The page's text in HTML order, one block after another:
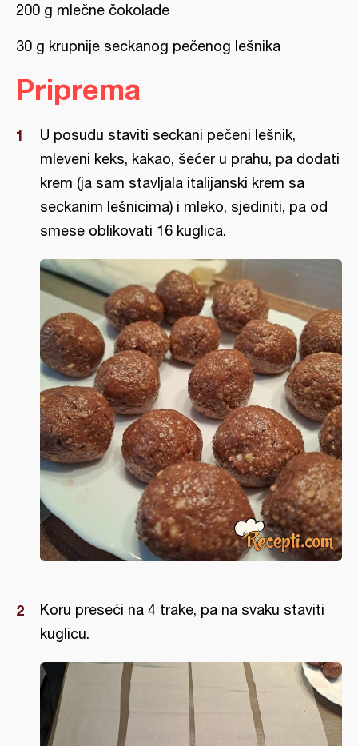
200 g mlečne čokolade
30 g krupnije seckanog pečenog lešnika
Priprema
U posudu staviti seckani pečeni lešnik,
mleveni keks, kakao, šećer u prahu, pa dodati
krem (ja sam stavljala italijanski krem sa
seckanim lešnicima) i mleko, sjediniti, pa od
smese oblikovati 16 kuglica.
Koru preseći na 4 trake, pa na svaku staviti
kuglicu.